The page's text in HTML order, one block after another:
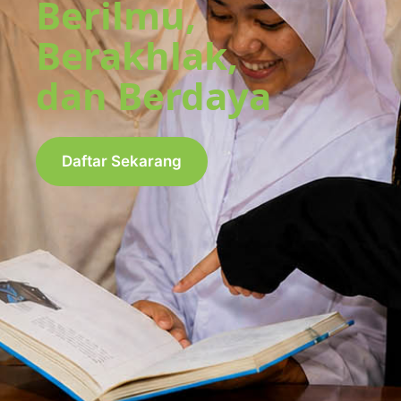
Berilmu,
Berakhlak,
dan Berdaya
Daftar Sekarang